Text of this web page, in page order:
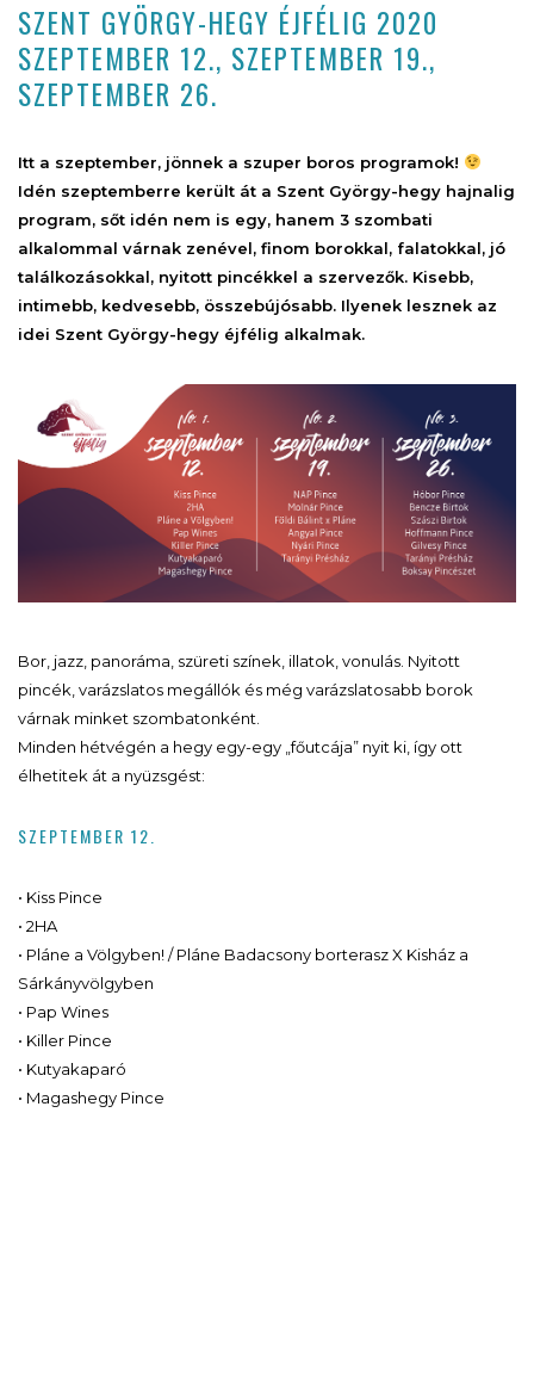
SZENT GYÖRGY-HEGY ÉJFÉLIG 2020
SZEPTEMBER 12., SZEPTEMBER 19.,
SZEPTEMBER 26.
Itt a szeptember, jönnek a szuper boros programok!
Idén szeptemberre került át a Szent György-hegy hajnalig
program, sőt idén nem is egy, hanem 3 szombati
alkalommal várnak zenével, finom borokkal, falatokkal, jó
találkozásokkal, nyitott pincékkel a szervezők. Kisebb,
intimebb, kedvesebb, összebújósabb. Ilyenek lesznek az
idei Szent György-hegy éjfélig alkalmak.
Bor, jazz, panoráma, szüreti színek, illatok, vonulás. Nyitott
pincék, varázslatos megállók és még varázslatosabb borok
várnak minket szombatonként.
Minden hétvégén a hegy egy-egy „főutcája” nyit ki, így ott
élhetitek át a nyüzsgést:
SZEPTEMBER 12.
• Kiss Pince
• 2HA
• Pláne a Völgyben! / Pláne Badacsony borterasz X Kisház a
Sárkányvölgyben
• Pap Wines
• Killer Pince
• Kutyakaparó
• Magashegy Pince